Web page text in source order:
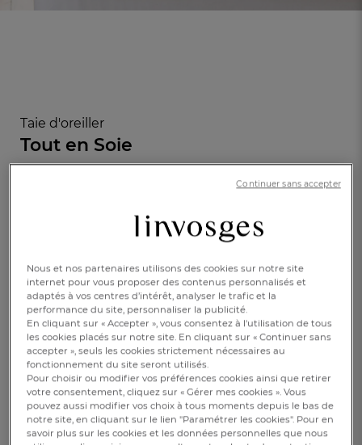
FR DE
AT
BE
CH
Taie d'oreiller
Tout en Soie
(707)
Gris argent
Caractéristique :
Taie d'oreiller carrée
65x65cm 50x70cm
Disponible
89,00 €
Nous et nos partenaires utilisons des cookies sur notre site
internet pour vous proposer des contenus personnalisés et
adaptés à vos centres d’intérêt, analyser le trafic et la
performance du site, personnaliser la publicité.
En cliquant sur « Accepter », vous consentez à l'utilisation de tous
les cookies placés sur notre site. En cliquant sur « Continuer sans
accepter », seuls les cookies strictement nécessaires au
fonctionnement du site seront utilisés.
Pour choisir ou modifier vos préférences cookies ainsi que retirer
votre consentement, cliquez sur « Gérer mes cookies ». Vous
pouvez aussi modifier vos choix à tous moments depuis le bas de
notre site, en cliquant sur le lien "Paramétrer les cookies". Pour en
savoir plus sur les cookies et les données personnelles que nous
Continuer sans accepter